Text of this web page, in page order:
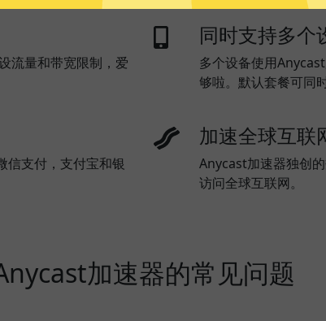
流量和带宽限制，爱
同时支持多个
多个设备使用
够啦。默认套餐可同
信支付，支付宝和银
加速全球互联
Anycast加速器独创
访问全球互联网。
加速器的常见问题